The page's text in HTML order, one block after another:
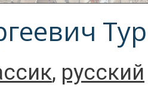
, русский